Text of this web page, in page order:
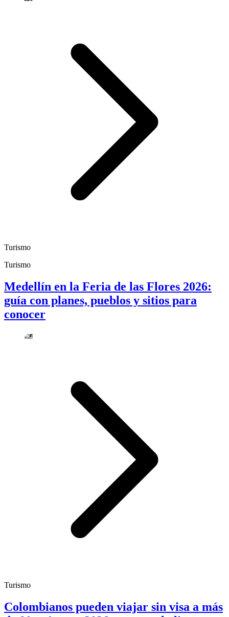
Turismo
Turismo
Medellín en la Feria de las Flores 2026:
guía con planes, pueblos y sitios para
conocer
Turismo
Colombianos pueden viajar sin visa a más